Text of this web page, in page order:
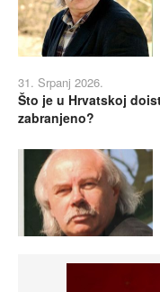
31. Srpanj 2026.
Što je u Hrvatskoj
zabranjeno?